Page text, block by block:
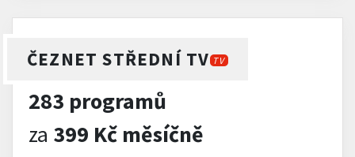
ČEZNET STŘEDNÍ TV TV
283 programů
za 399 Kč měsíčně